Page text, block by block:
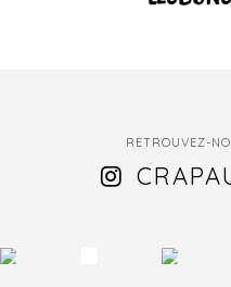
RETROUVEZ-